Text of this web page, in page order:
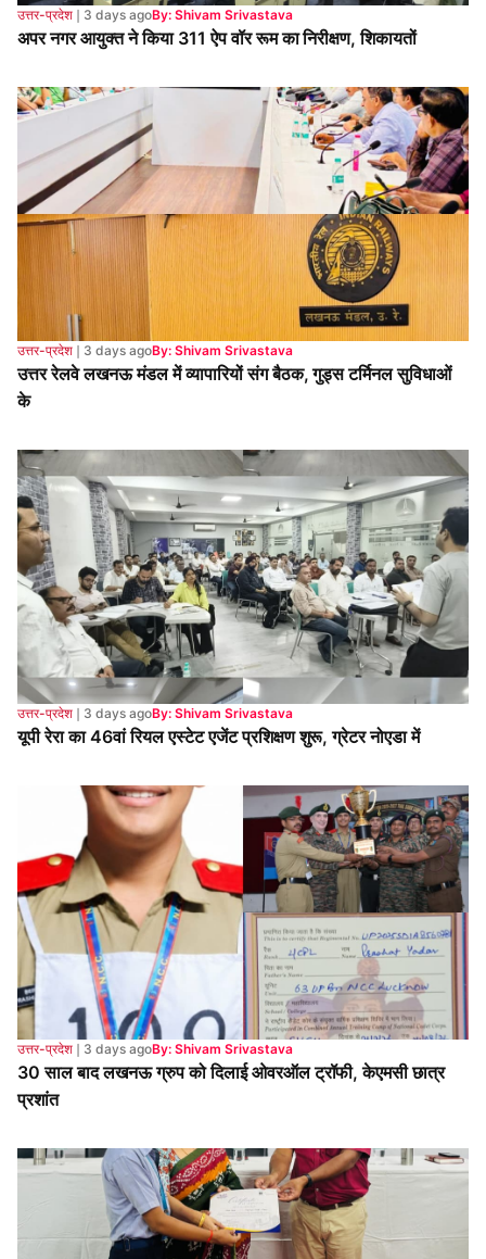
उत्तर-प्रदेश❘ 3 days ago By: Shivam Srivastava
उत्तर रेलवे लखनऊ मंडल में व्यापारियों संग बैठक, गुड्स टर्मिनल सुविधाओं
के
उत्तर-प्रदेश❘3 days agoBy: Shivam Srivastava
यूपी रेरा का 46वां रियल एस्टेट एजेंट प्रशिक्षण शुरू, ग्रेटर नोएडा में
उत्तर-प्रदेश ❘3 days ago By: Shivam Srivastava
30 साल बाद लखनऊ ग्रुप को दिलाई ओवरऑल ट्रॉफी, केएमसी छात्र
प्रशांत